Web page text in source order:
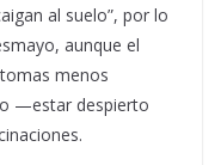
al suelo”, por lo
aunque el
menos
—estar despierto